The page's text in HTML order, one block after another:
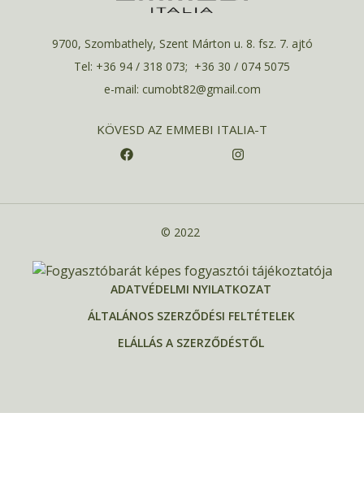
9700, Szombathely, Szent Márton u. 8. fsz. 7. ajtó
Tel: +36 94 / 318 073; +36 30 / 074 5075
e-mail: cumobt82@gmail.com
KÖVESD AZ EMMEBI ITALIA-T
© 2022
ADATVÉDELMI NYILATKOZAT
ÁLTALÁNOS SZERZŐDÉSI FELTÉTELEK
ELÁLLÁS A SZERZŐDÉSTŐL